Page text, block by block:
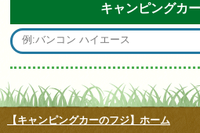
キャンピングカ
【キャンピングカーのフジ】ホーム